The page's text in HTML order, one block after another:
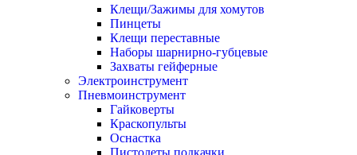
Клещи/Зажимы для хомутов
Пинцеты
Клещи переставные
Наборы шарнирно-губцевые
Захваты гейферные
Электроинструмент
Пневмоинструмент
Гайковерты
Краскопульты
Оснастка
Пистолеты подкачки